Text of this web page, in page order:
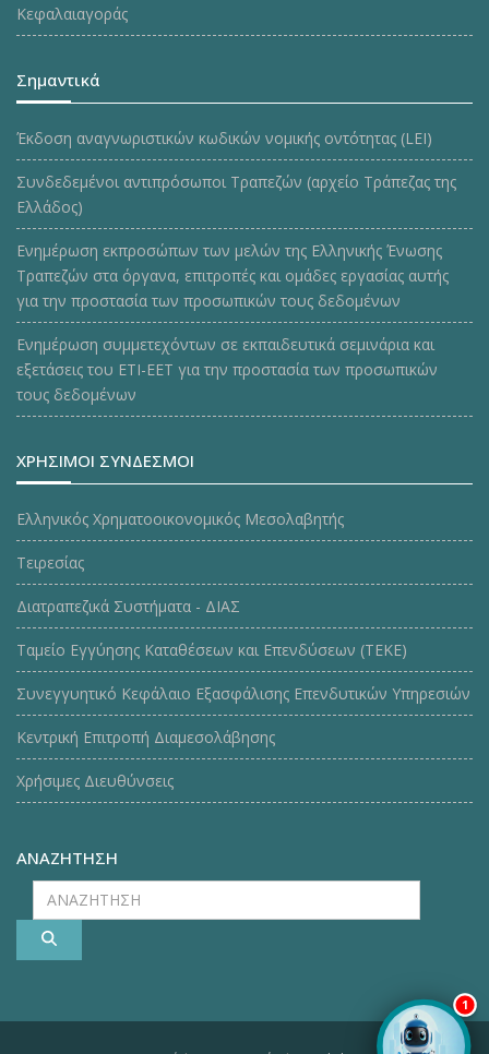
1
Κεφαλαιαγοράς
Σημαντικά
Έκδοση αναγνωριστικών κωδικών νομικής οντότητας (LEI)
Συνδεδεμένοι αντιπρόσωποι Τραπεζών (αρχείο Τράπεζας της
Ελλάδος)
Ενημέρωση εκπροσώπων των μελών της Ελληνικής Ένωσης
Τραπεζών στα όργανα, επιτροπές και ομάδες εργασίας αυτής
για την προστασία των προσωπικών τους δεδομένων
Ενημέρωση συμμετεχόντων σε εκπαιδευτικά σεμινάρια και
εξετάσεις του ΕΤΙ-ΕΕΤ για την προστασία των προσωπικών
τους δεδομένων
ΧΡΗΣΙΜΟΙ ΣΥΝΔΕΣΜΟΙ
Ελληνικός Χρηματοοικονομικός Μεσολαβητής
Τειρεσίας
Διατραπεζικά Συστήματα - ΔΙΑΣ
Ταμείο Εγγύησης Καταθέσεων και Επενδύσεων (ΤΕΚE)
Συνεγγυητικό Κεφάλαιο Εξασφάλισης Επενδυτικών Υπηρεσιών
Κεντρική Επιτροπή Διαμεσολάβησης
Χρήσιμες Διευθύνσεις
ΑΝΑΖΗΤΗΣΗ
ΑΝΑΖΗΤΗΣΗ